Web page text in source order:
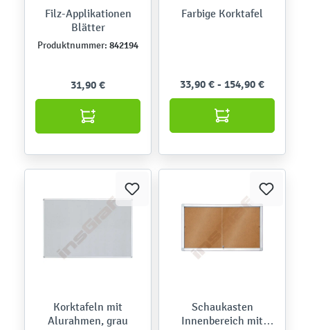
Filz-Applikationen
Blätter
Produktnummer: 842194
31,90 €
Farbige Korktafel
33,90 € - 154,90 €
Korktafeln mit
Alurahmen, grau
Schaukasten
Innenbereich mit